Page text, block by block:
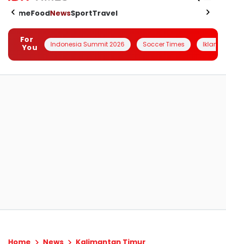
HomeFoodNewsSportTravel
For
You
Indonesia Summit 2026 Soccer Times Iklanin
Home News Kalimantan Timur